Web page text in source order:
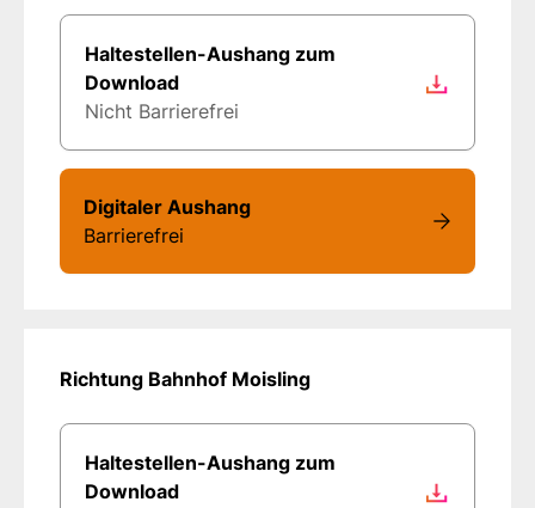
Haltestellen-Aushang zum
Download
Nicht Barrierefrei
Digitaler Aushang
Barrierefrei
Richtung Bahnhof Moisling
Haltestellen-Aushang zum
Download